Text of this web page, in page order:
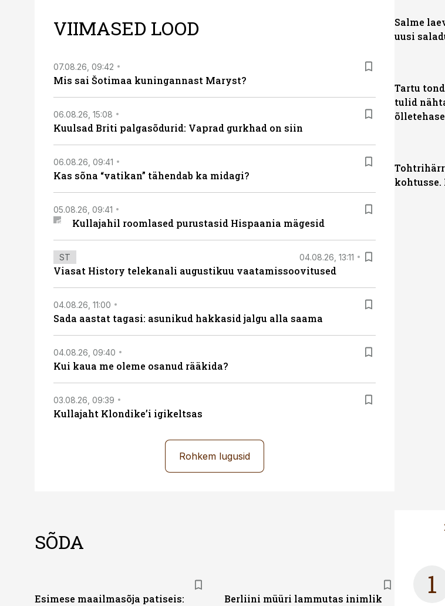
VIIMASED LOOD
07.08.26, 09:42
Mis sai Šotimaa kuningannast Maryst?
06.08.26, 15:08
Kuulsad Briti palgasõdurid: Vaprad gurkhad on siin
06.08.26, 09:41
Kas sõna “vatikan” tähendab ka midagi?
05.08.26, 09:41
Kullajahil roomlased purustasid Hispaania mägesid
ST 04.08.26, 13:11
Viasat History telekanali augustikuu vaatamissoovitused
04.08.26, 11:00
Sada aastat tagasi: asunikud hakkasid jalgu alla saama
04.08.26, 09:40
Kui kaua me oleme osanud rääkida?
03.08.26, 09:39
Kullajaht Klondike’i igikeltsas
Rohkem lugusid
Salme
uusi
Tartu
tulid
SÕDA
Esimese maailmasõja patiseis:
Berliini müüri lammutas inimlik
1